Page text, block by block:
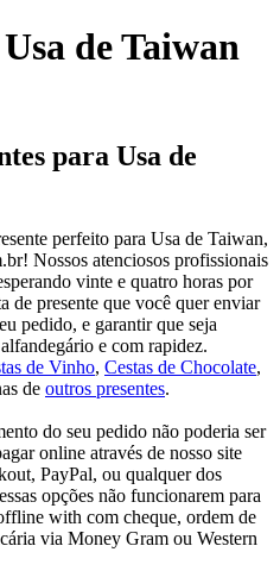
de Taiwan
para Usa de
perfeito para Usa de Taiwan,
Nossos atenciosos profissionais
vinte e quatro horas por
de presente que você quer enviar
pedido, e garantir que seja
e com rapidez.
de Vinho, Cestas de Chocolate,
de outros presentes.
do seu pedido não poderia ser
online através de nosso site
PayPal, ou qualquer dos
opções não funcionarem para
with com cheque, ordem de
via Money Gram ou Western